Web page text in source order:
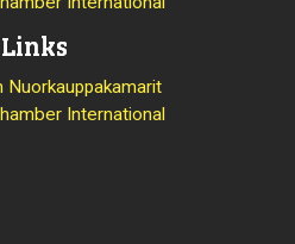
Links
Nuorkauppakamarit
International